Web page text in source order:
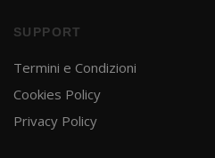
SUPPORT
Termini e Condizioni
Cookies Policy
Privacy Policy